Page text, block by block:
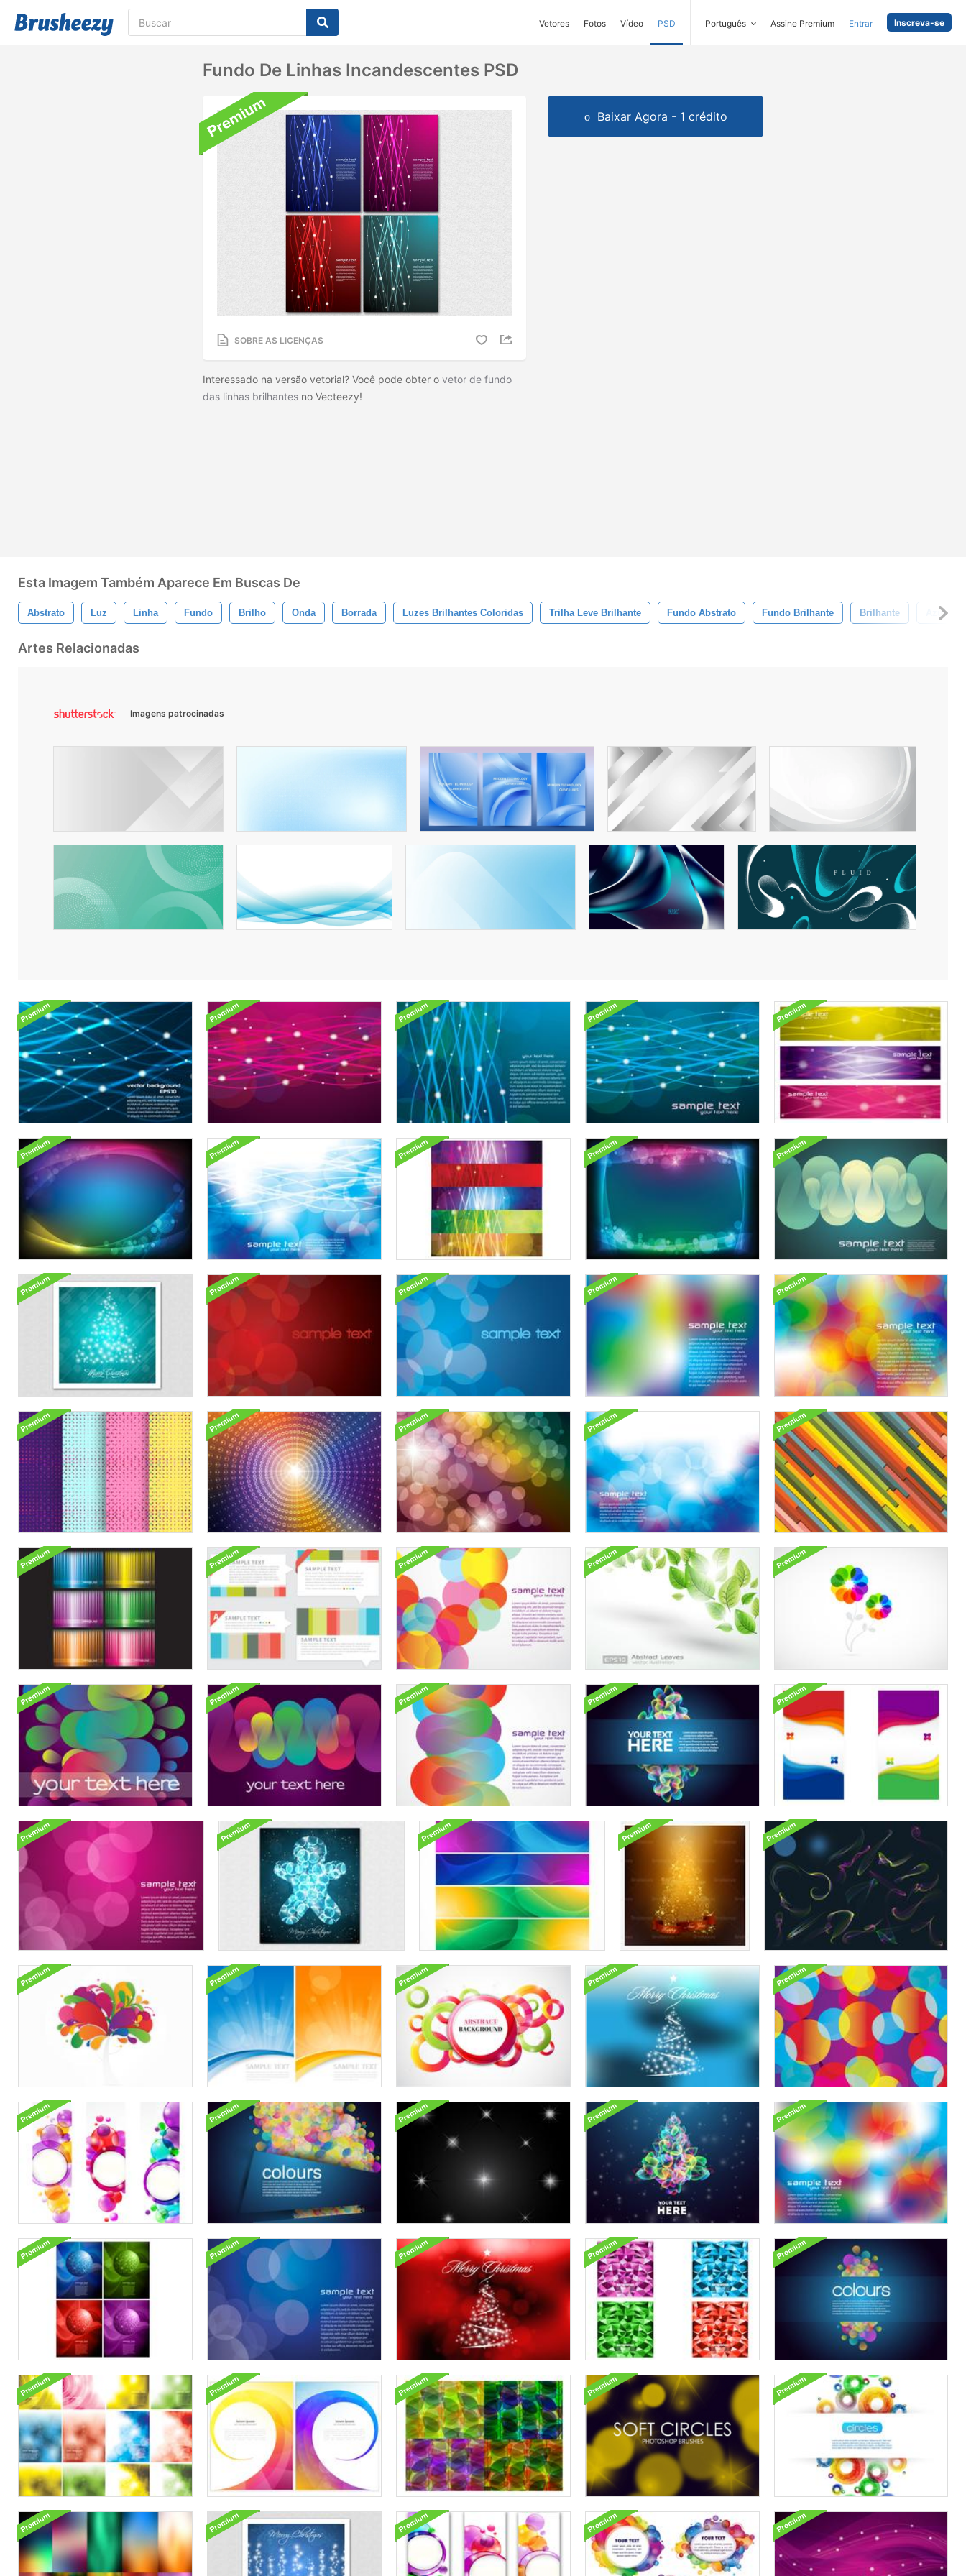
Vetores Fotos Vídeo PSD Português Assine Premium Entrar Inscreva-se
Fundo De Linhas Incandescentes PSD
SOBRE AS LICENÇAS
Interessado na versão vetorial? Você pode obter o vetor de fundo
das linhas brilhantes no Vecteezy!
Baixar Agora - 1 crédito
Esta Imagem Também Aparece Em Buscas De
Abstrato Luz Linha Fundo Brilho Onda Borrada Luzes Brilhantes Coloridas Trilha Leve Brilhante Fundo Abstrato Fundo Brilhante Brilhante Azul
Artes Relacionadas
Imagens patrocinadas